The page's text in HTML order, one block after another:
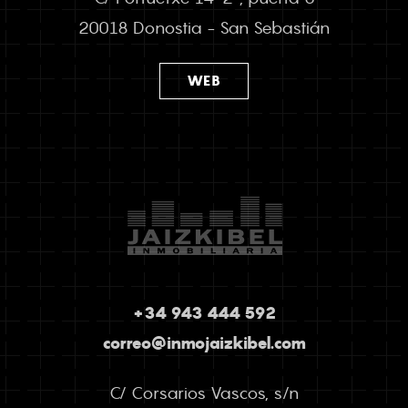
20018 Donostia - San Sebastián
WEB
+34 943 444 592
correo@inmojaizkibel.com
C/ Corsarios Vascos, s/n